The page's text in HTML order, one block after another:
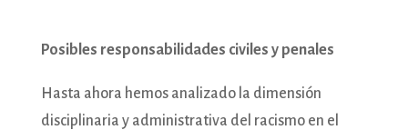
Posibles responsabilidades civiles y penales
Hasta ahora hemos analizado la dimensión
disciplinaria y administrativa del racismo en el